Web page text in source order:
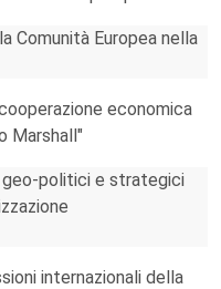
Comunità Europea nella
economica
Marshall"
politici e strategici
internazionali della